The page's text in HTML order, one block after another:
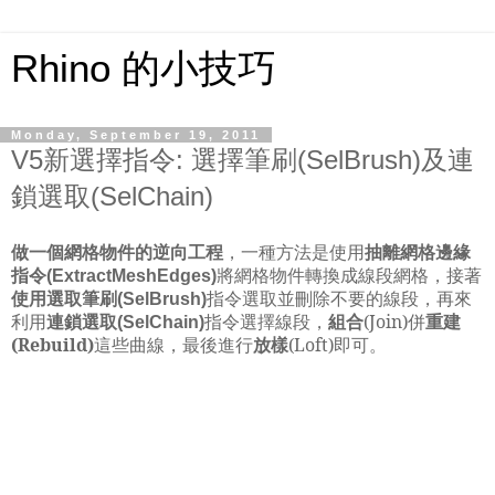
Rhino 的小技巧
Monday, September 19, 2011
V5新選擇指令: 選擇筆刷(SelBrush)及連
鎖選取(SelChain)
做一個網格物件的逆向工程 ，一種方法是使用抽離網格邊緣
指令(ExtractMeshEdges)將網格物件轉換成線段網格，接著
使用選取筆刷(SelBrush)指令選取並刪除不要的線段，再來
利用連鎖選取(SelChain)指令選擇線段， 組合(Join)併重建
(Rebuild)這些曲線，最後進行放樣(Loft)即可。